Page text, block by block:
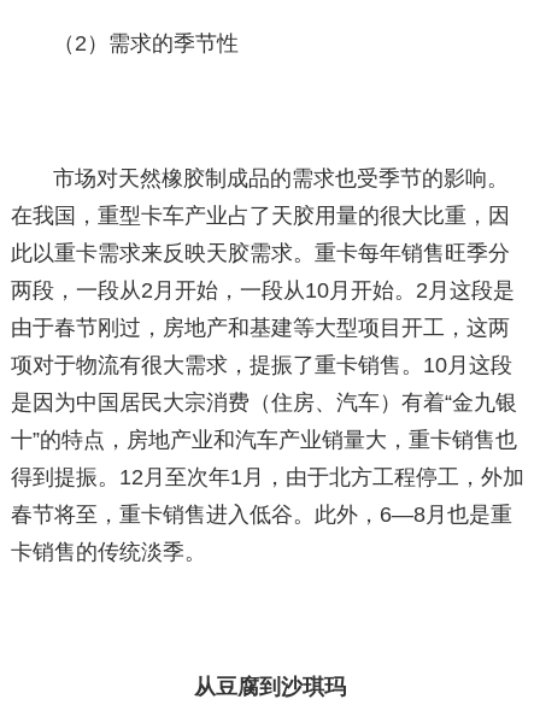
（2）需求的季节性
市场对天然橡胶制成品的需求也受季节的影响。
在我国，重型卡车产业占了天胶用量的很大比重，因
此以重卡需求来反映天胶需求。重卡每年销售旺季分
两段，一段从2月开始，一段从10月开始。2月这段是
由于春节刚过，房地产和基建等大型项目开工，这两
项对于物流有很大需求，提振了重卡销售。10月这段
是因为中国居民大宗消费（住房、汽车）有着“金九银
十”的特点，房地产业和汽车产业销量大，重卡销售也
得到提振。12月至次年1月，由于北方工程停工，外加
春节将至，重卡销售进入低谷。此外，6—8月也是重
卡销售的传统淡季。
从豆腐到沙琪玛